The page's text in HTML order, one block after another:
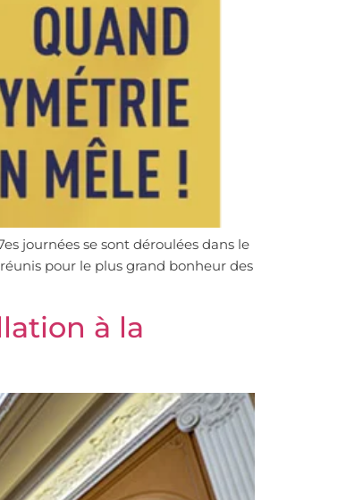
journées se sont déroulées dans le
pour le plus grand bonheur des
à la